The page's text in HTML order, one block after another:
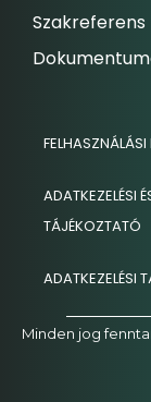
Szakreferens
FELHASZNÁLÁSI
ADATKEZELÉSI
TÁJÉKOZTATÓ
ADATKEZELÉSI
Minden jog